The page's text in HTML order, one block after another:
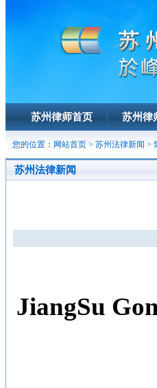
苏州律师首页 苏州律
您的位置： 网站首页 > 苏州法律新闻 >
苏州法律新闻
JiangSu